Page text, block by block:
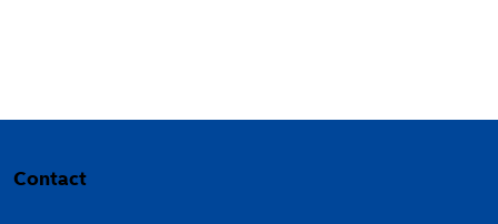
Contact